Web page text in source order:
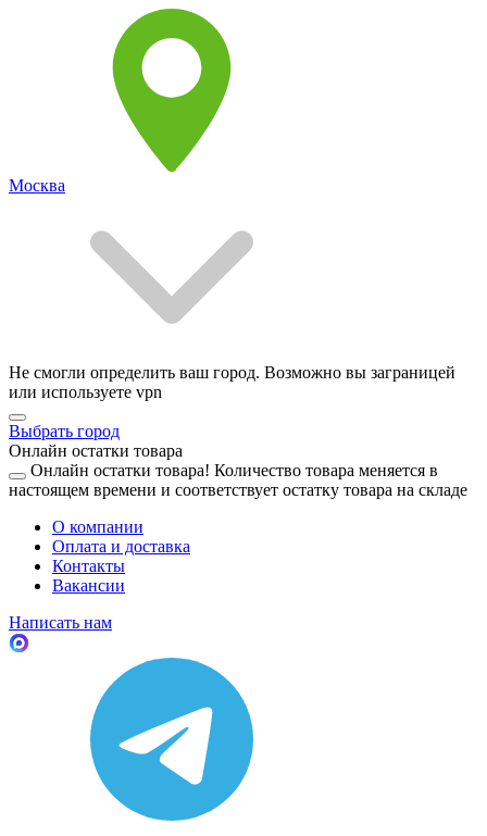
Москва
Не смогли определить ваш город. Возможно вы заграницей
или используете vpn
Выбрать город
Онлайн остатки товара
Онлайн остатки товара! Количество товара меняется в
настоящем времени и соответствует остатку товара на складе
О компании
Оплата и доставка
Контакты
Вакансии
Написать нам